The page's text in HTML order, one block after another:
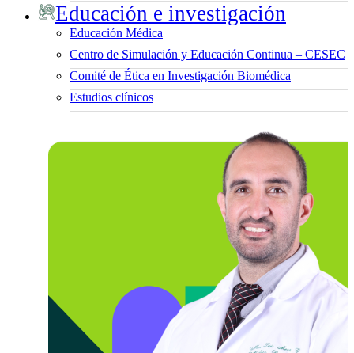
Educación e investigación
Educación Médica
Centro de Simulación y Educación Continua – CESEC
Comité de Ética en Investigación Biomédica
Estudios clínicos